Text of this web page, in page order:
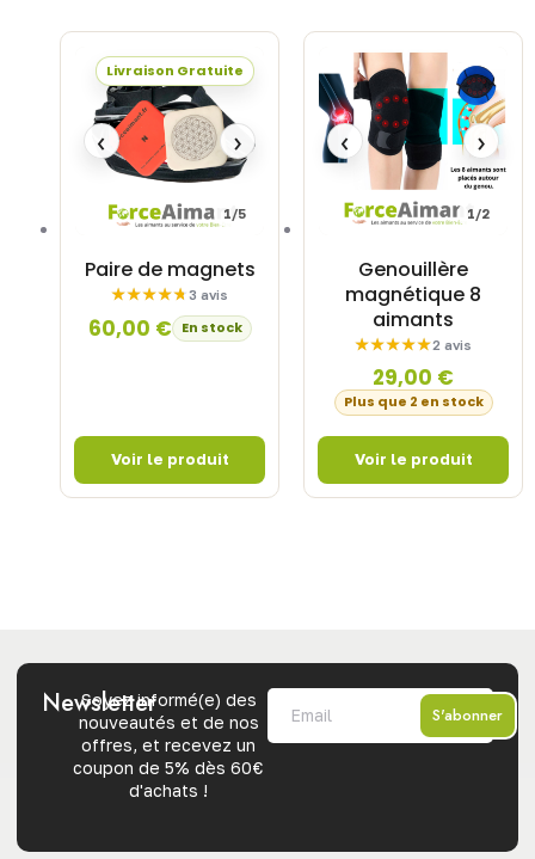
Paire de magnets
3 avis
60,00 € En stock
Livraison Gratuite
‹ ›
1/5
Genouillère
magnétique 8
aimants
2 avis
29,00 €
Plus que 2 en stock
‹ ›
1/2
Newsletter
Soyez informé(e) des
nouveautés et de nos
offres, et recevez un
coupon de 5% dès 60€
d'achats !
S'abonner